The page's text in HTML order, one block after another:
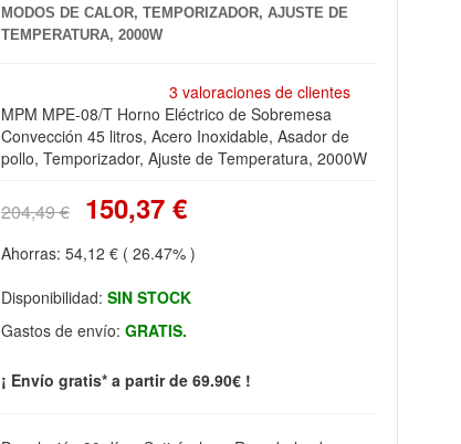
MODOS DE CALOR, TEMPORIZADOR, AJUSTE DE
TEMPERATURA, 2000W
3 valoraciones de clientes
MPM MPE-08/T Horno Eléctrico de Sobremesa
Convección 45 litros, Acero Inoxidable, Asador de
pollo, Temporizador, Ajuste de Temperatura, 2000W
204,49 € 150,37 €
Ahorras: 54,12 € ( 26.47% )
Disponibilidad: SIN STOCK
Gastos de envío: GRATIS.
¡ Envío gratis* a partir de 69.90€ !